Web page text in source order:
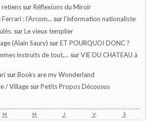
retiens surRéflexions du Miroir
: l’Arcom... surl'information nationaliste
surLe vieux templier
(Alain Saury) surET POURQUOI DONC ?
instruits de tout,... surVIE DU CHATEAU à
surBooks are my Wonderland
/ Village surPetits Propos Décousus
M M J V S